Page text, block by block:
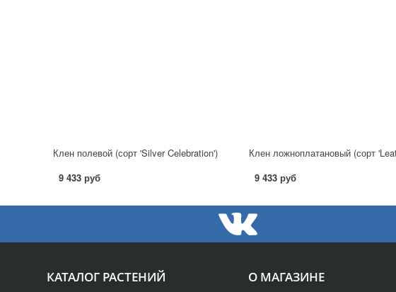
Клен полевой (сорт 'Silver Celebration')
9 433 руб
9 433 руб
О МАГАЗИНЕ
КАТАЛОГ РАСТЕНИЙ